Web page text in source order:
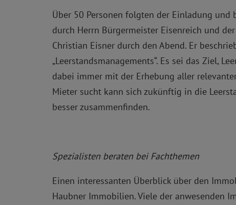
Über 50 Personen folgten der Einladung und
durch Herrn Bürgermeister Eisenreich und
Christian Eisner durch den Abend. Er
„Leerstandsmanagements“. Es sei das Ziel,
dabei immer mit der Erhebung aller
Mieter sucht kann sich zukünftig in die
besser zusammenfinden.
Spezialisten beraten bei Fachthemen
Einen interessanten Überblick über den
Haubner Immobilien. Viele der anwesenden